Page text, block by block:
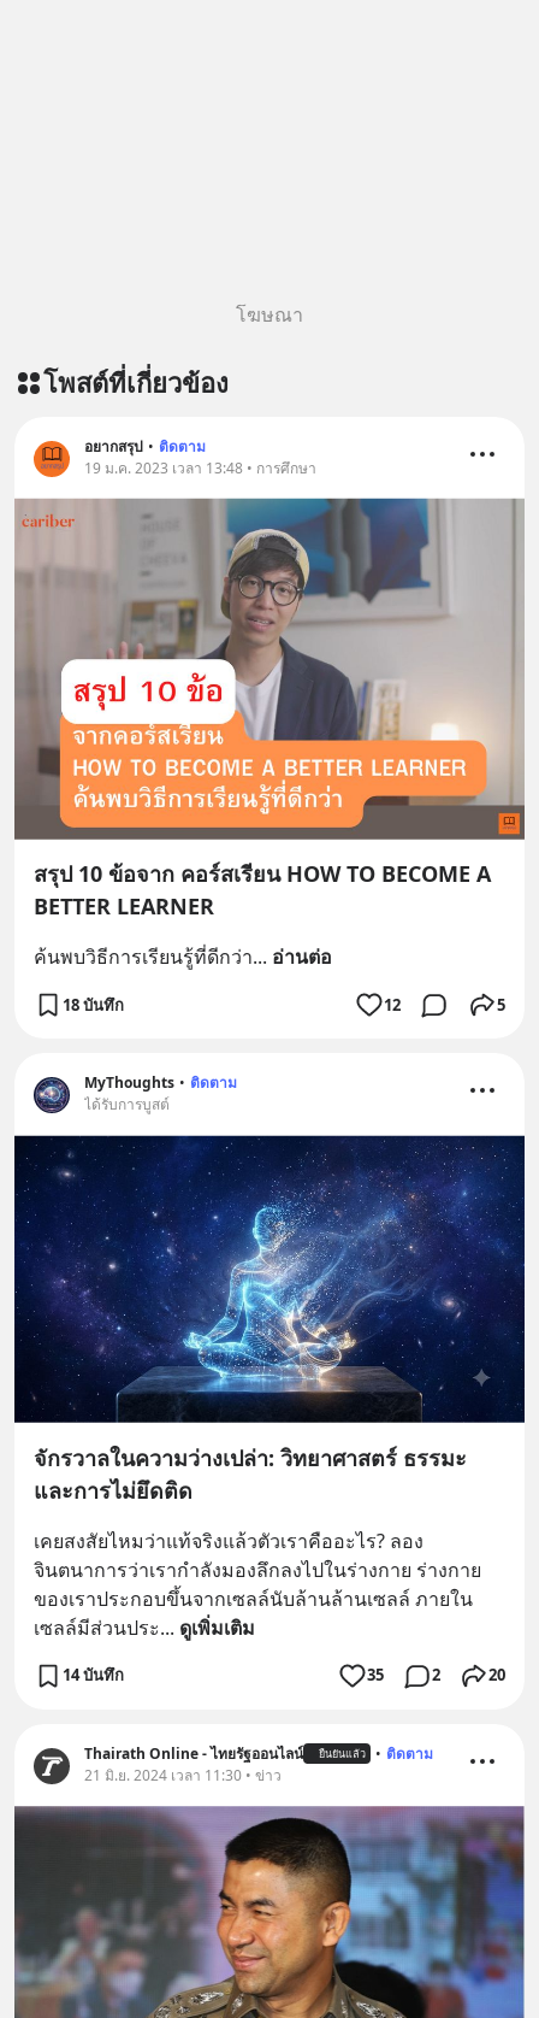
========================= 📣
=========================
ผลิตภัณฑ์เสริมอาหาร Diip CBD ช่วย
บรรเทาความเครียด ลดความวิตกกังวล
เพิ่มการผ่อนคลาย ซึ่งช่วยให้การนอน
หลับมีประสิทธิภาพมากยิ่งขึ้น 📍 สนใจ
สั่งซื้อสินค้า Diip CBD 💬 LINE :
@diipgeek 🔗 หรือกดลิงก์
https://lin.ee/U91Fzyz
โฆษณา
โพสต์ที่เกี่ยวข้อง
อยากสรุป • ติดตาม
19 ม.ค. 2023 เวลา 13:48 • การศึกษา
สรุป 10 ข้อจาก คอร์สเรียน HOW TO BECOME A
BETTER LEARNER
ค้นพบวิธีการเรียนรู้ที่ดีกว่า... อ่านต่อ
18 บันทึก 12 5
MyThoughts • ติดตาม
ได้รับการบูสต์
จักรวาลในความว่างเปล่า: วิทยาศาสตร์ ธรรมะ
และการไม่ยึดติด
เคยสงสัยไหมว่าแท้จริงแล้วตัวเราคืออะไร? ลอง
จินตนาการว่าเรากำลังมองลึกลงไปในร่างกาย ร่างกาย
ของเราประกอบขึ้นจากเซลล์นับล้านล้านเซลล์ ภายใน
เซลล์มีส่วนประ... ดูเพิ่มเติม
14 บันทึก 35 2 20
Thairath Online - ไทยรัฐออนไลน์ ยืนยันแล้ว • ติดตาม
21 มิ.ย. 2024 เวลา 11:30 • ข่าว